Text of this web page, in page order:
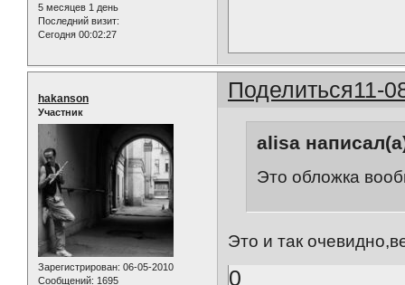
5 месяцев 1 день
Последний визит:
Сегодня 00:02:27
Поделиться11-
hakanson
Участник
Зарегистрирован: 06-05-2010
Сообщений: 1695
alisa
Это обложка
Это и так
0